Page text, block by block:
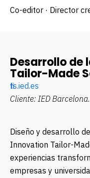
Co-editor · Director
Desarrollo de
Tailor-Made
fits.ied.es
Cliente: IED Barcelona.
Diseño y desarrollo
Innovation Tailor-
experiencias
empresas y